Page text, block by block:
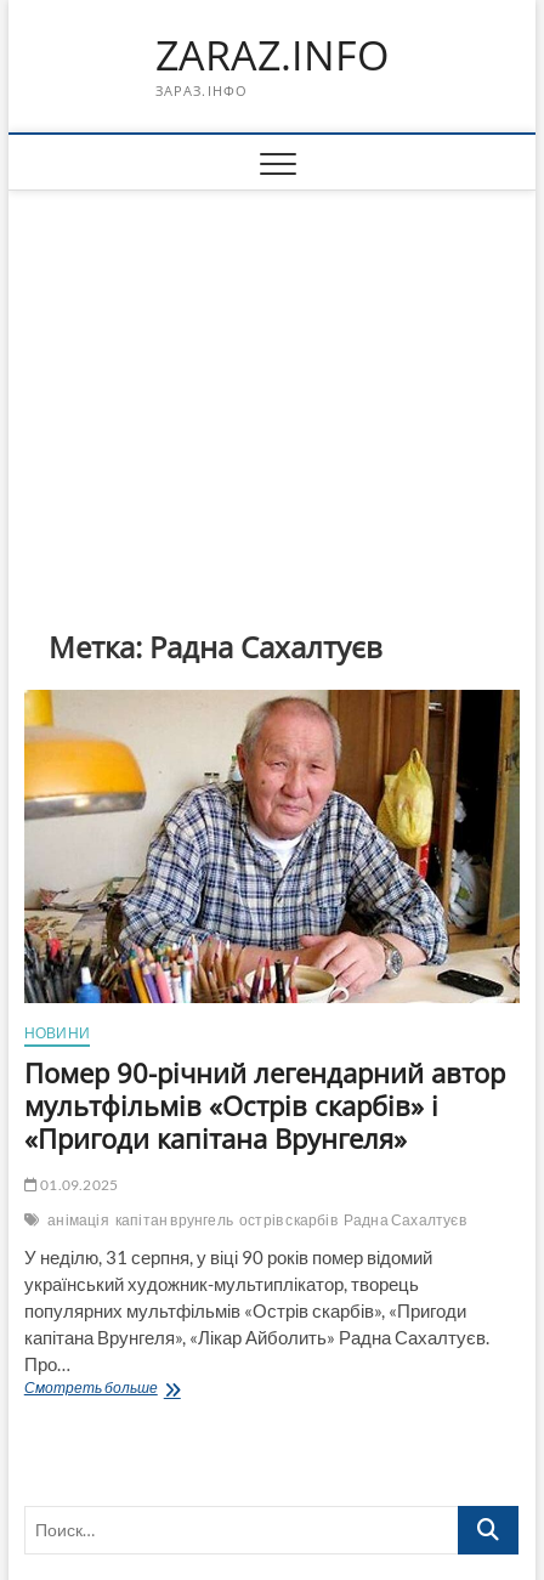
ZARAZ.INFO
ЗАРАЗ.ІНФО
Метка: Радна Сахалтуєв
НОВИНИ
Помер 90-річний легендарний автор
мультфільмів «Острів скарбів» і
«Пригоди капітана Врунгеля»
01.09.2025
анімація капітан врунгель острів скарбів Радна Сахалтуєв
У неділю, 31 серпня, у віці 90 років помер відомий
український художник-мультиплікатор, творець
популярних мультфільмів «Острів скарбів», «Пригоди
капітана Врунгеля», «Лікар Айболить» Радна Сахалтуєв.
Про…
Смотреть большеПомер
Поиск…